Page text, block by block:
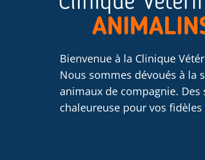
Bienvenue à la Clinique
Nous sommes dévoués à la
animaux de compagnie.
chaleureuse pour vos